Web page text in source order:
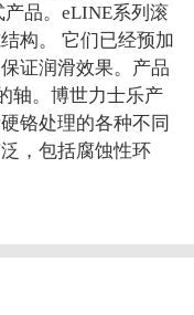
品。eLINE系列滚
构。 它们已经预加
证润滑效果。产品
轴。博世力士乐产
铬处理的各种不同
，包括腐蚀性环